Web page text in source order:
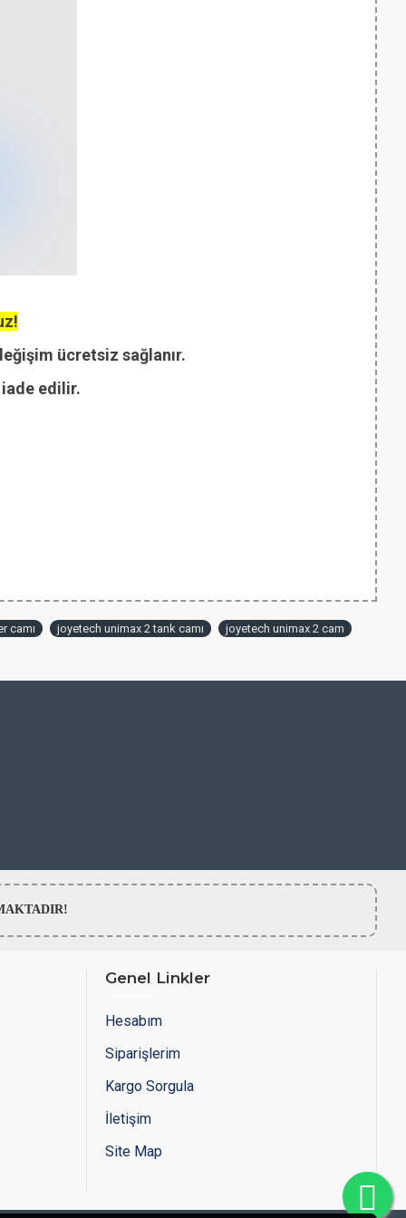
ücretsiz sağlanır.
edilir.
camı joyetech unimax 2 tank camı joyetech unimax 2 cam
Genel Linkler
Hesabım
Siparişlerim
Kargo Sorgula
İletişim
Site Map